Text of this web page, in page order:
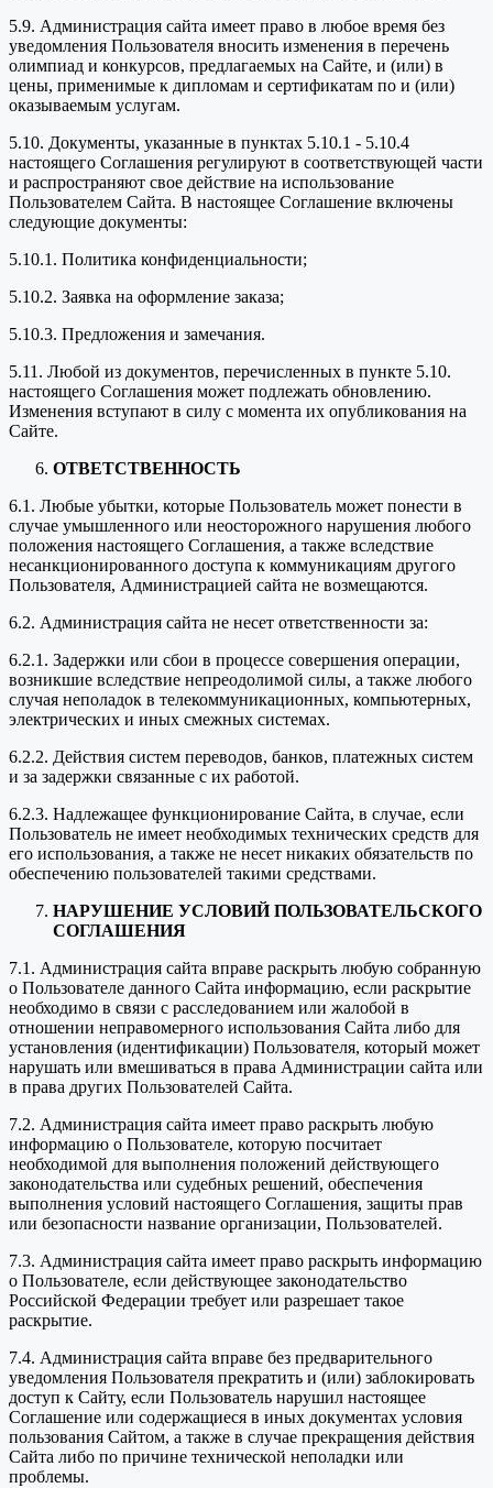
5.9. Администрация сайта имеет право в любое время без
уведомления Пользователя вносить изменения в перечень
олимпиад и конкурсов, предлагаемых на Сайте, и (или) в
цены, применимые к дипломам и сертификатам по и (или)
оказываемым услугам.
5.10. Документы, указанные в пунктах 5.10.1 - 5.10.4
настоящего Соглашения регулируют в соответствующей части
и распространяют свое действие на использование
Пользователем Сайта. В настоящее Соглашение включены
следующие документы:
5.10.1. Политика конфиденциальности;
5.10.2. Заявка на оформление заказа;
5.10.3. Предложения и замечания.
5.11. Любой из документов, перечисленных в пункте 5.10.
настоящего Соглашения может подлежать обновлению.
Изменения вступают в силу с момента их опубликования на
Сайте.
ОТВЕТСТВЕННОСТЬ
6.1. Любые убытки, которые Пользователь может понести в
случае умышленного или неосторожного нарушения любого
положения настоящего Соглашения, а также вследствие
несанкционированного доступа к коммуникациям другого
Пользователя, Администрацией сайта не возмещаются.
6.2. Администрация сайта не несет ответственности за:
6.2.1. Задержки или сбои в процессе совершения операции,
возникшие вследствие непреодолимой силы, а также любого
случая неполадок в телекоммуникационных, компьютерных,
электрических и иных смежных системах.
6.2.2. Действия систем переводов, банков, платежных систем
и за задержки связанные с их работой.
6.2.3. Надлежащее функционирование Сайта, в случае, если
Пользователь не имеет необходимых технических средств для
его использования, а также не несет никаких обязательств по
обеспечению пользователей такими средствами.
НАРУШЕНИЕ УСЛОВИЙ ПОЛЬЗОВАТЕЛЬСКОГО
СОГЛАШЕНИЯ
7.1. Администрация сайта вправе раскрыть любую собранную
о Пользователе данного Сайта информацию, если раскрытие
необходимо в связи с расследованием или жалобой в
отношении неправомерного использования Сайта либо для
установления (идентификации) Пользователя, который может
нарушать или вмешиваться в права Администрации сайта или
в права других Пользователей Сайта.
7.2. Администрация сайта имеет право раскрыть любую
информацию о Пользователе, которую посчитает
необходимой для выполнения положений действующего
законодательства или судебных решений, обеспечения
выполнения условий настоящего Соглашения, защиты прав
или безопасности название организации, Пользователей.
7.3. Администрация сайта имеет право раскрыть информацию
о Пользователе, если действующее законодательство
Российской Федерации требует или разрешает такое
раскрытие.
7.4. Администрация сайта вправе без предварительного
уведомления Пользователя прекратить и (или) заблокировать
доступ к Сайту, если Пользователь нарушил настоящее
Соглашение или содержащиеся в иных документах условия
пользования Сайтом, а также в случае прекращения действия
Сайта либо по причине технической неполадки или
проблемы.